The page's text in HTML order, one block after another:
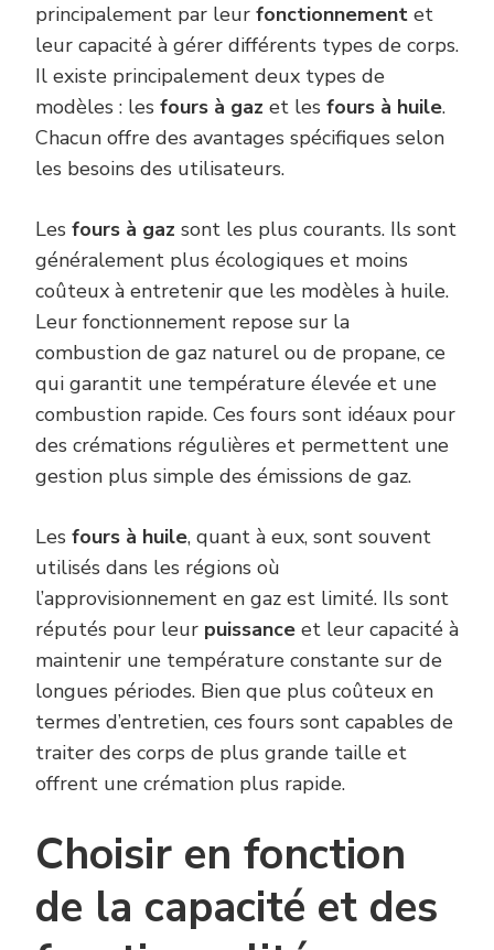
principalement par leur fonctionnement et
leur capacité à gérer différents types de corps.
Il existe principalement deux types de
modèles : les fours à gaz et les fours à huile.
Chacun offre des avantages spécifiques selon
les besoins des utilisateurs.
Les fours à gaz sont les plus courants. Ils sont
généralement plus écologiques et moins
coûteux à entretenir que les modèles à huile.
Leur fonctionnement repose sur la
combustion de gaz naturel ou de propane, ce
qui garantit une température élevée et une
combustion rapide. Ces fours sont idéaux pour
des crémations régulières et permettent une
gestion plus simple des émissions de gaz.
Les fours à huile, quant à eux, sont souvent
utilisés dans les régions où
l’approvisionnement en gaz est limité. Ils sont
réputés pour leur puissance et leur capacité à
maintenir une température constante sur de
longues périodes. Bien que plus coûteux en
termes d’entretien, ces fours sont capables de
traiter des corps de plus grande taille et
offrent une crémation plus rapide.
Choisir en fonction
de la capacité et des